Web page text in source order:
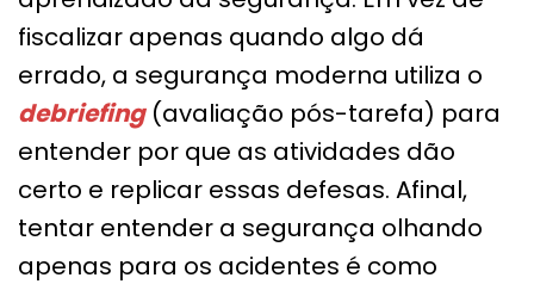
fiscalizar apenas quando algo dá
errado, a segurança moderna utiliza o
debriefing(avaliação pós-tarefa) para
entender por que as atividades dão
certo e replicar essas defesas. Afinal,
tentar entender a segurança olhando
apenas para os acidentes é como